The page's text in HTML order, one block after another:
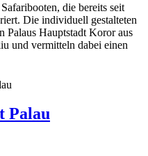
die bereits seit
Die individuell gestalteten
Palaus Hauptstadt Koror aus
und vermitteln dabei einen
Palau